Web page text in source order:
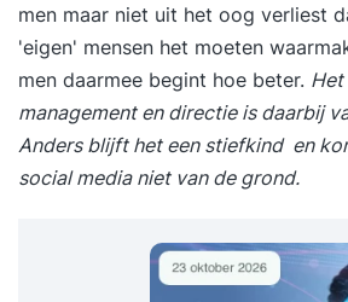
men maar niet uit het oog verliest
'eigen' mensen het moeten
men daarmee begint hoe beter.
management en directie is daarbij
Anders blijft het een stiefkind en
social media niet van de grond.